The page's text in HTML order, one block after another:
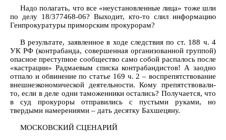
Надо полагать, что все «неустановленные лица» тоже шли
по делу 18/377468-06? Выходит, кто-то слил информацию
Генпрокуратуры приморским прокурорам?
В результате, заявленное в ходе следствия по ст. 188 ч. 4
УК РФ (контрабанда, совершенная организованной группой)
опасное преступное сообщество само собой распалось после
«кастрации» Радмаевым списка контрабандистов! А заодно
отпало и обвинение по статье 169 ч. 2 – воспрепятствование
внешнеэкономической деятельности. Кому препятствовали-
то, если в деле одни таможенники остались? Получается, что
в суд прокуроры отправились с пустыми руками, но
твердыми намерениями – дать десятку Бахшецяну.
МОСКОВСКИЙ СЦЕНАРИЙ